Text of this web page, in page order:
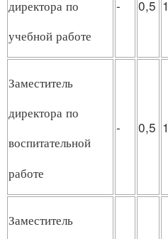
директора по
учебной работе
- 0,5 1
Заместитель
директора по
воспитательной
работе
- 0,5 1
Заместитель